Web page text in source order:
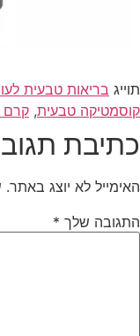
בריאות טבעית
טבעית, קרם
לא יוצג באתר.
שלך *